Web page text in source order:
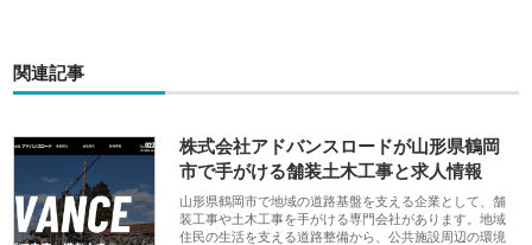
関連記事
株式会社アドバンスロードが山形県鶴岡
市で手がける舗装土木工事と求人情報
山形県鶴岡市で地域の道路基盤を支える企業として、舗
装工事や土木工事を手がける専門会社があります。地域
住民の生活を支える道路整備から、公共施設周辺の環境